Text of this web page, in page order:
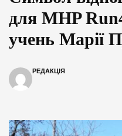
для MHP
учень Марії
РЕДАКЦІЯ